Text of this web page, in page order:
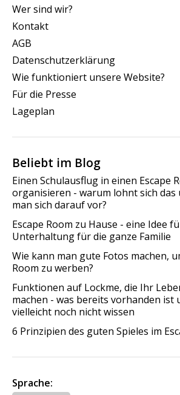
Wer sind wir?
Kontakt
AGB
Datenschutzerklärung
Wie funktioniert unsere Website?
Für die Presse
Lageplan
Beliebt im Blog
Einen Schulausflug in einen Escape
organisieren - warum lohnt sich das
man sich darauf vor?
Escape Room zu Hause - eine Idee
Unterhaltung für die ganze Familie
Wie kann man gute Fotos machen,
Room zu werben?
Funktionen auf Lockme, die Ihr
machen - was bereits vorhanden ist
vielleicht noch nicht wissen
6 Prinzipien des guten Spieles im
Sprache: